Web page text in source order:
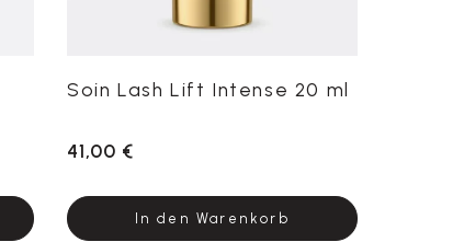
Soin Lash Lift Intense 20 ml
41,00 €
In den Warenkorb